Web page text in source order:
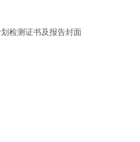
检测证书及报告封面